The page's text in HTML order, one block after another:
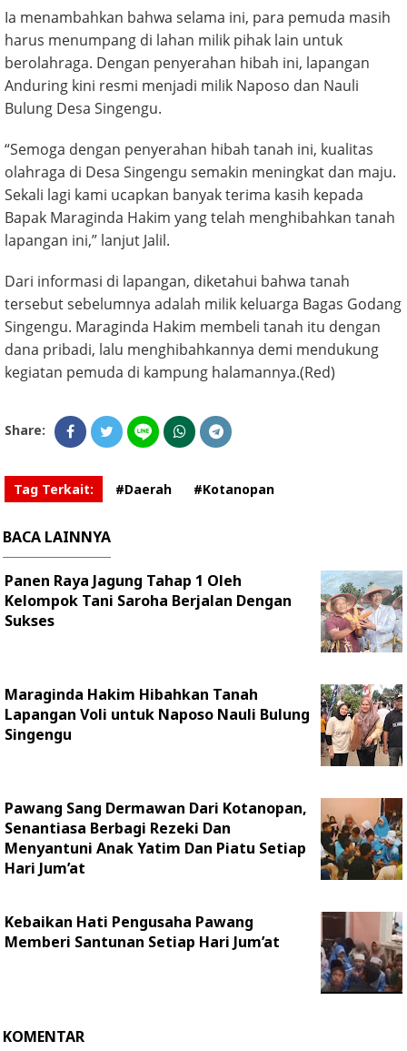
Ia menambahkan bahwa selama ini, para pemuda masih
harus menumpang di lahan milik pihak lain untuk
berolahraga. Dengan penyerahan hibah ini, lapangan
Anduring kini resmi menjadi milik Naposo dan Nauli
Bulung Desa Singengu.
“Semoga dengan penyerahan hibah tanah ini, kualitas
olahraga di Desa Singengu semakin meningkat dan maju.
Sekali lagi kami ucapkan banyak terima kasih kepada
Bapak Maraginda Hakim yang telah menghibahkan tanah
lapangan ini,” lanjut Jalil.
Dari informasi di lapangan, diketahui bahwa tanah
tersebut sebelumnya adalah milik keluarga Bagas Godang
Singengu. Maraginda Hakim membeli tanah itu dengan
dana pribadi, lalu menghibahkannya demi mendukung
kegiatan pemuda di kampung halamannya.(Red)
Share:
Tag Terkait: #Daerah #Kotanopan
BACA LAINNYA
Panen Raya Jagung Tahap 1 Oleh
Kelompok Tani Saroha Berjalan Dengan
Sukses
Maraginda Hakim Hibahkan Tanah
Lapangan Voli untuk Naposo Nauli Bulung
Singengu
Pawang Sang Dermawan Dari Kotanopan,
Senantiasa Berbagi Rezeki Dan
Menyantuni Anak Yatim Dan Piatu Setiap
Hari Jum’at
Kebaikan Hati Pengusaha Pawang
Memberi Santunan Setiap Hari Jum’at
KOMENTAR